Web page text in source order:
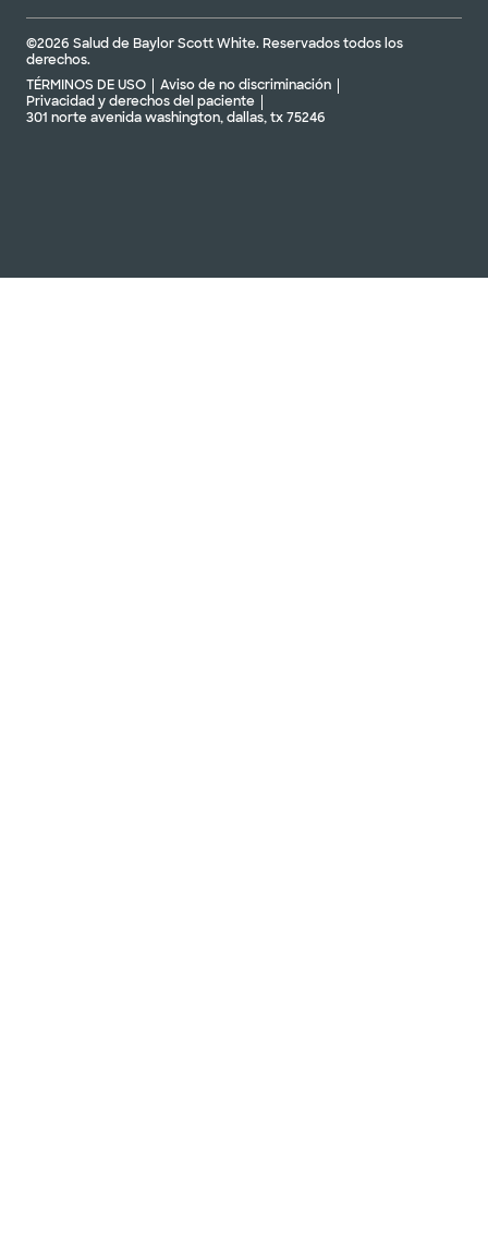
©2026 Salud de Baylor Scott White. Reservados todos los
derechos.
TÉRMINOS DE USO
Aviso de no discriminación
Privacidad y derechos del paciente
301 norte avenida washington, dallas, tx 75246